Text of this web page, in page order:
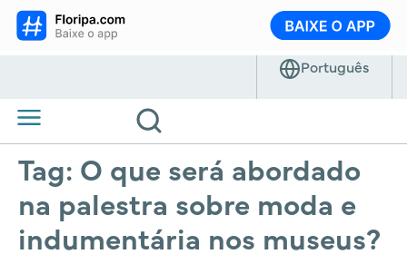
Tag: O que será abordado
na palestra sobre moda e
indumentária nos museus?